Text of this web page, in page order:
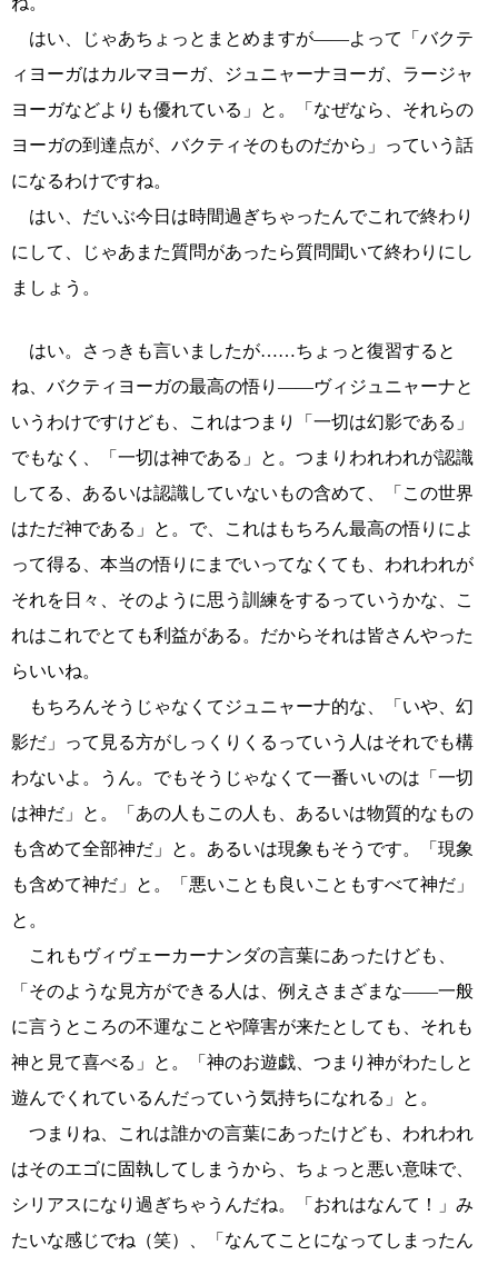
はい、じゃあちょっとまとめますが――よって「バクテ
ィヨーガはカルマヨーガ、ジュニャーナヨーガ、ラージャ
ヨーガなどよりも優れている」と。「なぜなら、それらの
ヨーガの到達点が、バクティそのものだから」っていう話
になるわけですね。
はい、だいぶ今日は時間過ぎちゃったんでこれで終わり
にして、じゃあまた質問があったら質問聞いて終わりにし
ましょう。
はい。さっきも言いましたが……ちょっと復習すると
ね、バクティヨーガの最高の悟り――ヴィジュニャーナと
いうわけですけども、これはつまり「一切は幻影である」
でもなく、「一切は神である」と。つまりわれわれが認識
してる、あるいは認識していないもの含めて、「この世界
はただ神である」と。で、これはもちろん最高の悟りによ
って得る、本当の悟りにまでいってなくても、われわれが
それを日々、そのように思う訓練をするっていうかな、こ
れはこれでとても利益がある。だからそれは皆さんやった
らいいね。
もちろんそうじゃなくてジュニャーナ的な、「いや、幻
影だ」って見る方がしっくりくるっていう人はそれでも構
わないよ。うん。でもそうじゃなくて一番いいのは「一切
は神だ」と。「あの人もこの人も、あるいは物質的なもの
も含めて全部神だ」と。あるいは現象もそうです。「現象
も含めて神だ」と。「悪いことも良いこともすべて神だ」
と。
これもヴィヴェーカーナンダの言葉にあったけども、
「そのような見方ができる人は、例えさまざまな――一般
に言うところの不運なことや障害が来たとしても、それも
神と見て喜べる」と。「神のお遊戯、つまり神がわたしと
遊んでくれているんだっていう気持ちになれる」と。
つまりね、これは誰かの言葉にあったけども、われわれ
はそのエゴに固執してしまうから、ちょっと悪い意味で、
シリアスになり過ぎちゃうんだね。「おれはなんて！」み
たいな感じでね（笑）、「なんてことになってしまったん